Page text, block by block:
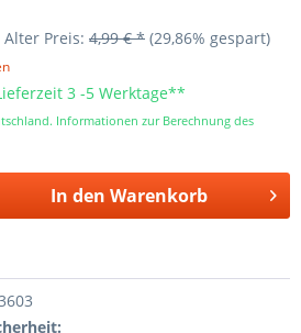
Alter Preis: 4,99 € * (29,86% gespart)
3 -5 Werktage**
Informationen zur Berechnung des
In den Warenkorb